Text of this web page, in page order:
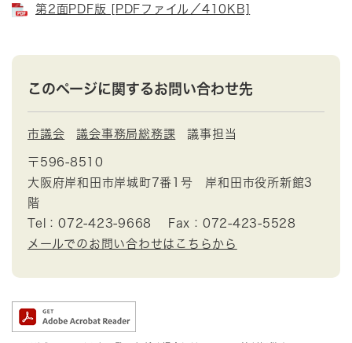
第2面PDF版 [PDFファイル／410KB]
このページに関するお問い合わせ先
市議会 議会事務局総務課 議事担当
〒596-8510
大阪府岸和田市岸城町7番1号 岸和田市役所新館3
階
Tel：072-423-9668
Fax：072-423-5528
メールでのお問い合わせはこちらから